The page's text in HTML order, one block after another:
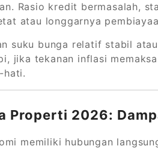
Rasio kredit bermasalah,
atau longgarnya
suku bunga relatif stabil
jika tekanan inflasi
hati.
Properti 2026:
memiliki hubungan